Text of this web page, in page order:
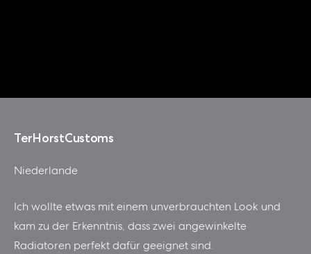
TerHorstCustoms
Niederlande
Ich wollte etwas mit einem unverbrauchten Look und
kam zu der Erkenntnis, dass zwei angewinkelte
Radiatoren perfekt dafür geeignet sind.